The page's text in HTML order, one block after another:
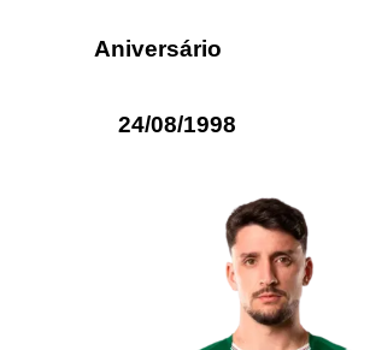
Aniversário
24/08/1998